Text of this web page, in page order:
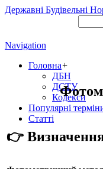
Державні Будівельні
Navigation
Головна+
ДБН
ДСТУ
Кодекси
Популярні
Статті
👉